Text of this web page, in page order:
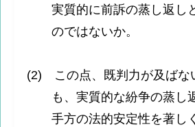
実質的に前訴の蒸し返し
のではないか。
(2) この点、既判力が及ばな
も、実質的な紛争の蒸し
手方の法的安定性を著し